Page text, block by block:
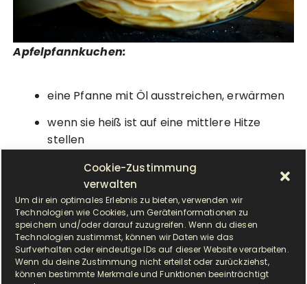
Cookie-Zustimmung
verwalten
Um dir ein optimales Erlebnis zu bieten, verwenden wir
Technologien wie Cookies, um Geräteinformationen zu
speichern und/oder darauf zuzugreifen. Wenn du diesen
Technologien zustimmst, können wir Daten wie das
Surfverhalten oder eindeutige IDs auf dieser Website verarbeiten.
Wenn du deine Zustimmung nicht erteilst oder zurückziehst,
können bestimmte Merkmale und Funktionen beeinträchtigt
Apfelpfannkuchen:
eine Pfanne mit Öl ausstreichen, erwärmen
wenn sie heiß ist auf eine mittlere Hitze
stellen
eine Kelle voll mit Pfannkuchenteig in die
Pfanne geben
die Pfanne schwenken damit sich der Teig
auch überall verteilt
die Apfelstücke in den Teig legen
wenn der Teig blasen wirft, kann er